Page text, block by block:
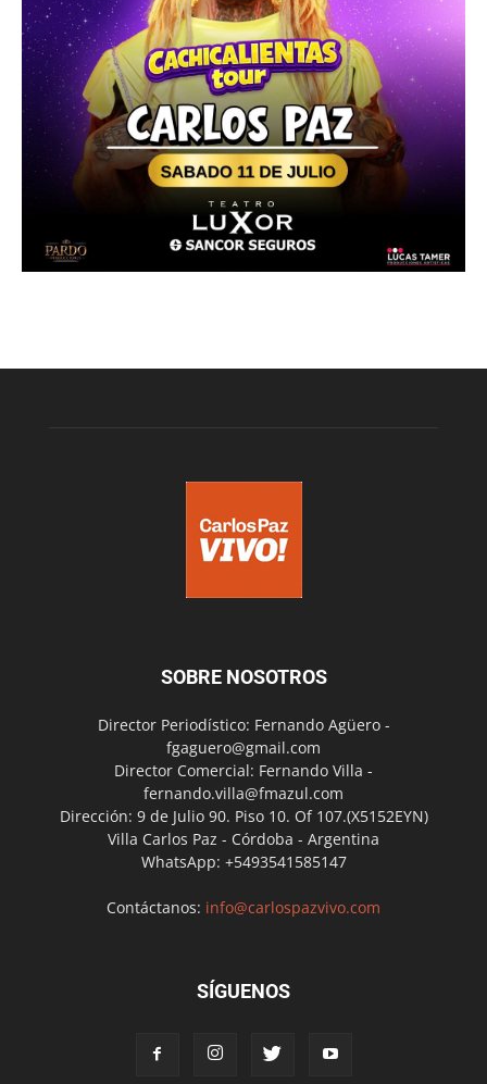
SOBRE NOSOTROS
Director Periodístico: Fernando Agüero -
fgaguero@gmail.com
Director Comercial: Fernando Villa -
fernando.villa@fmazul.com
Dirección: 9 de Julio 90. Piso 10. Of 107.(X5152EYN)
Villa Carlos Paz - Córdoba - Argentina
WhatsApp: +5493541585147
Contáctanos: info@carlospazvivo.com
SÍGUENOS